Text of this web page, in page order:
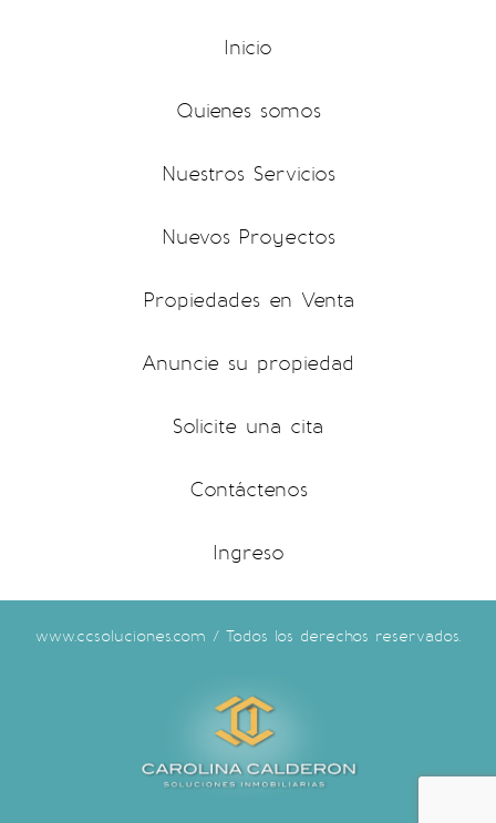
Inicio
Quienes somos
Nuestros Servicios
Nuevos Proyectos
Propiedades en Venta
Anuncie su propiedad
Solicite una cita
Contáctenos
Ingreso
www.ccsoluciones.com / Todos los derechos reservados.